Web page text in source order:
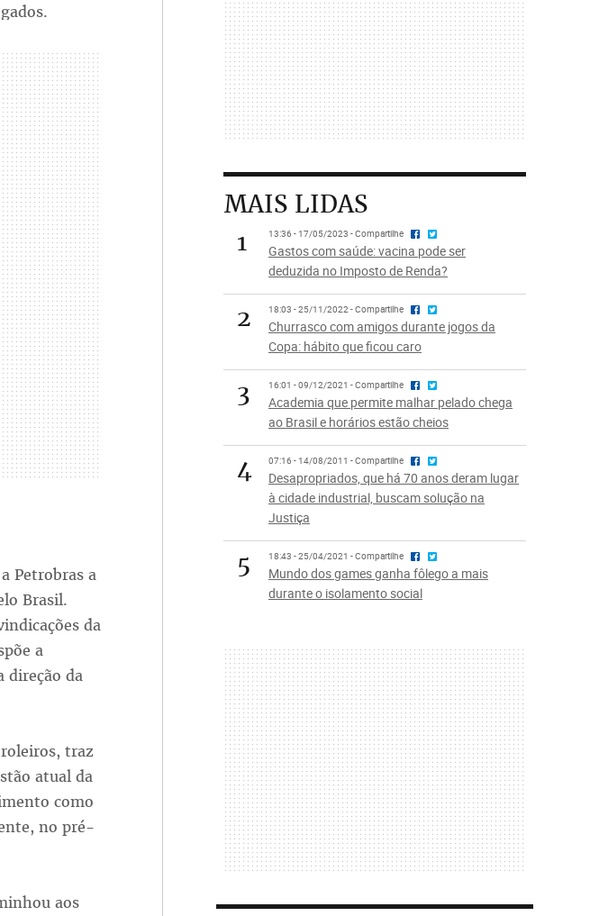
Petrobras a
Brasil.
da
a
direção da
traz
atual da
como
no pré-
aos
MAIS LIDAS
1
13:36 - 17/05/2023 - Compartilhe
Gastos com saúde: vacina pode ser
deduzida no Imposto de Renda?
2 18:03 - 25/11/2022 - Compartilhe
Churrasco com amigos durante jogos da
Copa: hábito que ficou caro
3 16:01 - 09/12/2021 - Compartilhe
Academia que permite malhar pelado chega
ao Brasil e horários estão cheios
4 07:16 - 14/08/2011 - Compartilhe
Desapropriados, que há 70 anos deram lugar
à cidade industrial, buscam solução na
Justiça
5 18:43 - 25/04/2021 - Compartilhe
Mundo dos games ganha fôlego a mais
durante o isolamento social